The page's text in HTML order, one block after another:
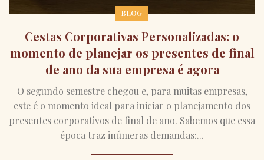
BLOG
Cestas Corporativas Personalizadas: o
momento de planejar os presentes de final
de ano da sua empresa é agora
O segundo semestre chegou e, para muitas empresas,
este é o momento ideal para iniciar o planejamento dos
presentes corporativos de final de ano. Sabemos que essa
época traz inúmeras demandas:...